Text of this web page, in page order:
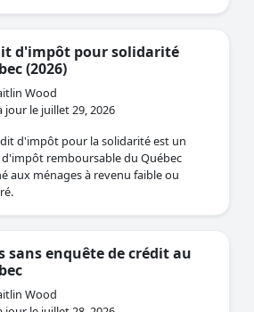
d'impôt pour solidarité
(2026)
Wood
jour le juillet 29, 2026
d'impôt pour la solidarité est un
remboursable du Québec
aux ménages à revenu faible ou
sans enquête de crédit au
Wood